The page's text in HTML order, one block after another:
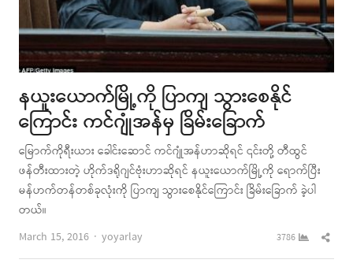
နယူးယောက်မြို့ကို ပြာကျ သွားစေနိုင်
ကြောင်း ကင်ဂျုံအန်မှ ခြိမ်းခြောက်
မြောက်ကိုရီးယား ခေါင်းဆောင် ကင်ဂျုံအန်ဟာဆိုရင် ၎င်းတို့ တီထွင်
ဖန်တီးထားတဲ့ ဟိုက်ဒရိုဂျင်ဗုံးဟာဆိုရင် နယူးယောက်မြို့ကို ရောက်ပြီး
မန်ဟက်တန်တစ်ခုလုံးကို ပြာကျ သွားစေနိုင်ကြောင်း ခြိမ်းခြောက် ခဲ့ပါ
တယ်။
March 15, 2016
Author
yoyarlay 3786